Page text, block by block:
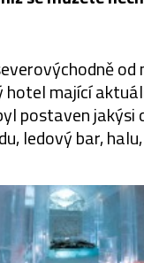
od
mající
postaven jakýsi
ledový bar,